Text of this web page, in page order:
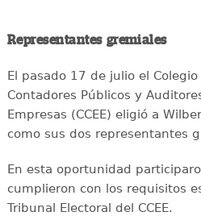
Representantes gremiales
El pasado 17 de julio el
Contadores Públicos y
Empresas (CCEE) eligió a
como sus dos representantes
En esta oportunidad
cumplieron con los requisitos
Tribunal Electoral del CCEE.